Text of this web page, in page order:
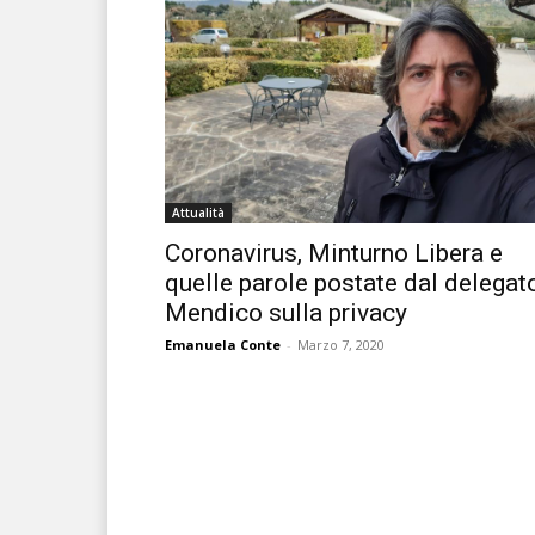
Attualità
Coronavirus, Minturno Libera e
quelle parole postate dal
Mendico sulla privacy
Emanuela Conte - Marzo 7, 2020